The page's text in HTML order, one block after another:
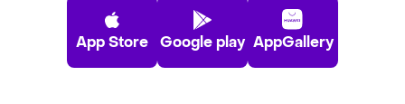
App Store Google play AppGallery